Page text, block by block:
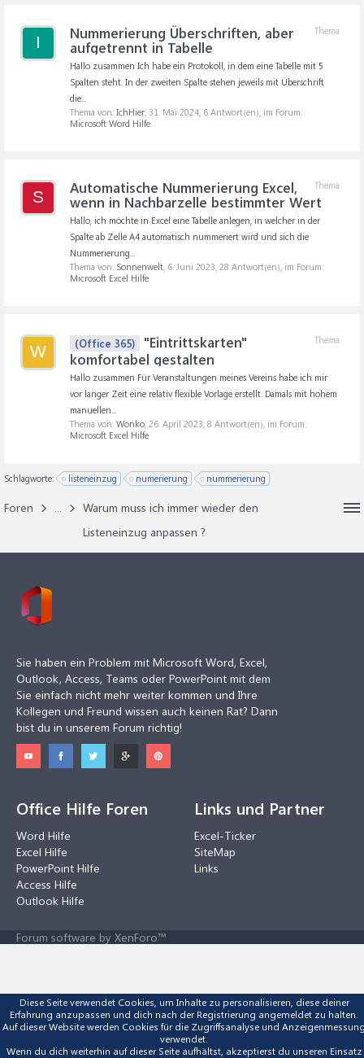
I
Thema
Nummerierung Überschriften, aber
aufgetrennt in Tabelle
Hallo zusammen Ich habe ein Protokoll, in dem eine Tabelle mit 5
Spalten steht. In der zweiten Spalte stehen jeweils mit Überschrift
die...
Thema von: IchHier, 31. Mai 2024, 6 Antwort(en), im Forum:
Microsoft Word Hilfe
S
Thema
Automatische Nummerierung Excel,
wenn in Nachbarzelle bestimmter Wert
Hallo, ich möchte in Excel eine Tabelle anlegen, in welcher in der
Spalte ab Zelle A4 automatisch nummeriert wird und sich die
Nummerierung...
Thema von: Sonnenwelt, 6. Juni 2023, 28 Antwort(en), im Forum:
Microsoft Excel Hilfe
W
Thema
(Office 365)
"Eintrittskarten"
komfortabel gestalten
Hallo zusammen Für Veranstaltungen meines Vereins habe ich mir
vor langer Zeit eine relativ flexible Vorlage erstellt. Damals mit hohem
manuellen...
Thema von: Wonko, 26. April 2023, 8 Antwort(en), im Forum:
Microsoft Excel Hilfe
Schlagworte: listeneinzug numerierung nummerierung
Foren ...
Warum muss ich immer wieder den
Listeneinzug anpassen ?
Sie haben ein Problem mit Microsoft Word, Excel,
Outlook, Access, Teams oder PowerPoint mit dem
Sie einfach nicht mehr weiter kommen und Ihre
Kollegen und Freund wissen auch keinen Rat? Dann
bist du in unserem Forum richtig!
Office Hilfe Foren
Word Hilfe
Excel Hilfe
PowerPoint Hilfe
Access Hilfe
Outlook Hilfe
Links und Partner
Excel-Ticker
SiteMap
Links
Forum software by XenForo™
Diese Seite verwendet Cookies, um Inhalte zu personalisieren, diese deiner
Erfahrung anzupassen und dich nach der Registrierung angemeldet zu halten.
Auf dieser Website werden Cookies für die Zugriffsanalyse und
verwendet.
Wenn du dich weiterhin auf dieser Seite aufhältst, akzeptierst du unseren Einsatz